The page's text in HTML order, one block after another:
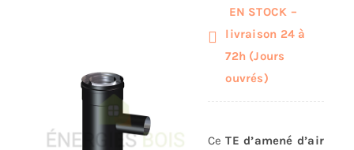
91,21 €
à
114,01 €
EN STOCK –
livraison 24 à
72h (Jours
ouvrés)
CeTE d’amené d’air